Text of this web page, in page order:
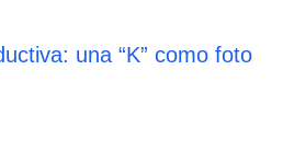
una “K” como foto